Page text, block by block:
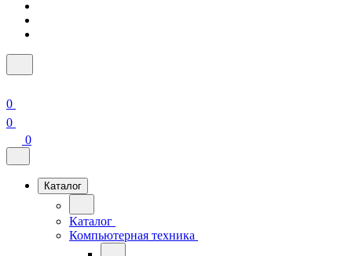
0
0
0
Каталог
Каталог
Компьютерная техника